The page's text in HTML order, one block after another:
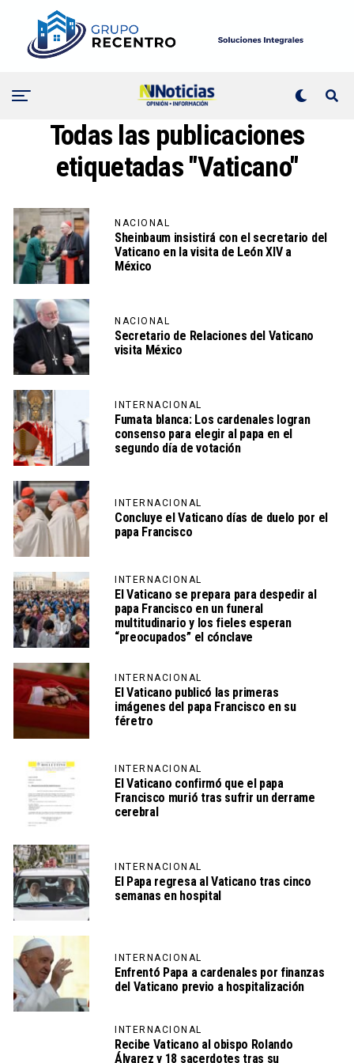
Todas las publicaciones
etiquetadas "Vaticano"
NACIONAL
Sheinbaum insistirá con el secretario del
Vaticano en la visita de León XIV a
México
NACIONAL
Secretario de Relaciones del Vaticano
visita México
INTERNACIONAL
Fumata blanca: Los cardenales logran
consenso para elegir al papa en el
segundo día de votación
INTERNACIONAL
Concluye el Vaticano días de duelo por el
papa Francisco
INTERNACIONAL
El Vaticano se prepara para despedir al
papa Francisco en un funeral
multitudinario y los fieles esperan
“preocupados” el cónclave
INTERNACIONAL
El Vaticano publicó las primeras
imágenes del papa Francisco en su
féretro
INTERNACIONAL
El Vaticano confirmó que el papa
Francisco murió tras sufrir un derrame
cerebral
INTERNACIONAL
El Papa regresa al Vaticano tras cinco
semanas en hospital
INTERNACIONAL
Enfrentó Papa a cardenales por finanzas
del Vaticano previo a hospitalización
INTERNACIONAL
Recibe Vaticano al obispo Rolando
Álvarez y 18 sacerdotes tras su